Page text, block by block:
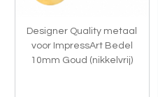
Designer Quality metaal
voor ImpressArt Bedel
10mm Goud (nikkelvrij)